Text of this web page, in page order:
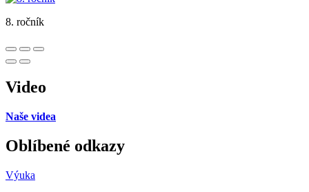
8. ročník
Video
Naše videa
Oblíbené odkazy
Výuka